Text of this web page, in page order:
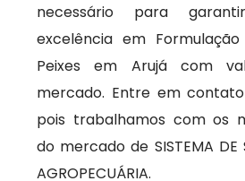
necessário para
excelência em
Peixes em Arujá com
mercado. Entre em
pois trabalhamos com os
do mercado de SISTEMA DE
AGROPECUÁRIA.